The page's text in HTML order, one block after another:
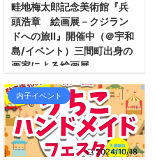
畦地梅太郎記念美術館『兵
頭浩章 絵画展－クジラン
ドへの旅Ⅱ』開催中（＠宇和
島/イベント）三間町出身の
画家による絵画展
内子イベント
2024/10/18